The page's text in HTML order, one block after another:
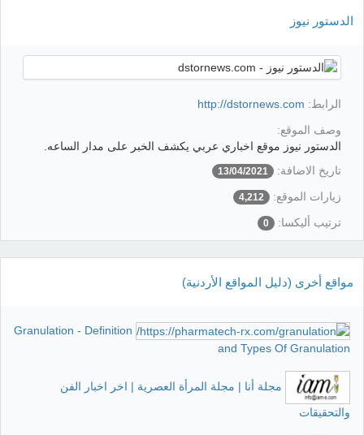
الدستور نيوز
الرابط: http://dstornews.com
وصف الموقع:
الدستور نيوز موقع اخباري عربي يكشف الخبر على مدار الساعه.
تاريخ الاضافة:
13/04/2021
زيارات الموقع: 4,212
ترتيب أليكسا: 0
مواقع أخرى (دليل المواقع الأردنية)
Granulation - Definition
and Types Of Granulation
مجلة أنا | مجلة المرأة العصرية | اخر اخبار الفن
والتحقيقات